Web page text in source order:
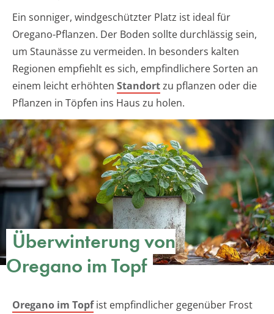
Ein sonniger, windgeschützter Platz ist ideal für
Oregano-Pflanzen. Der Boden sollte durchlässig sein,
um Staunässe zu vermeiden. In besonders kalten
Regionen empfiehlt es sich, empfindlichere Sorten an
einem leicht erhöhten Standortzu pflanzen oder die
Pflanzen in Töpfen ins Haus zu holen.
Überwinterung von
Oregano im Topf
Oregano im Topfist empfindlicher gegenüber Frost